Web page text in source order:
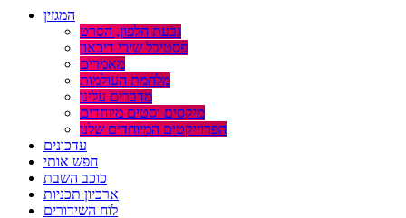
המגזין
גבעת חלפון, הסרט
פסטיבל שירי דיכאון
מאמרים
מלחמת העולמות
מדברים עלינו
מיקסים וסטים מיוחדים
הפרוייקטים המיוחדים שלנו
עדכונים
חפש אותי
כוכב השבת
ארכיון תכניות
לוח השידורים